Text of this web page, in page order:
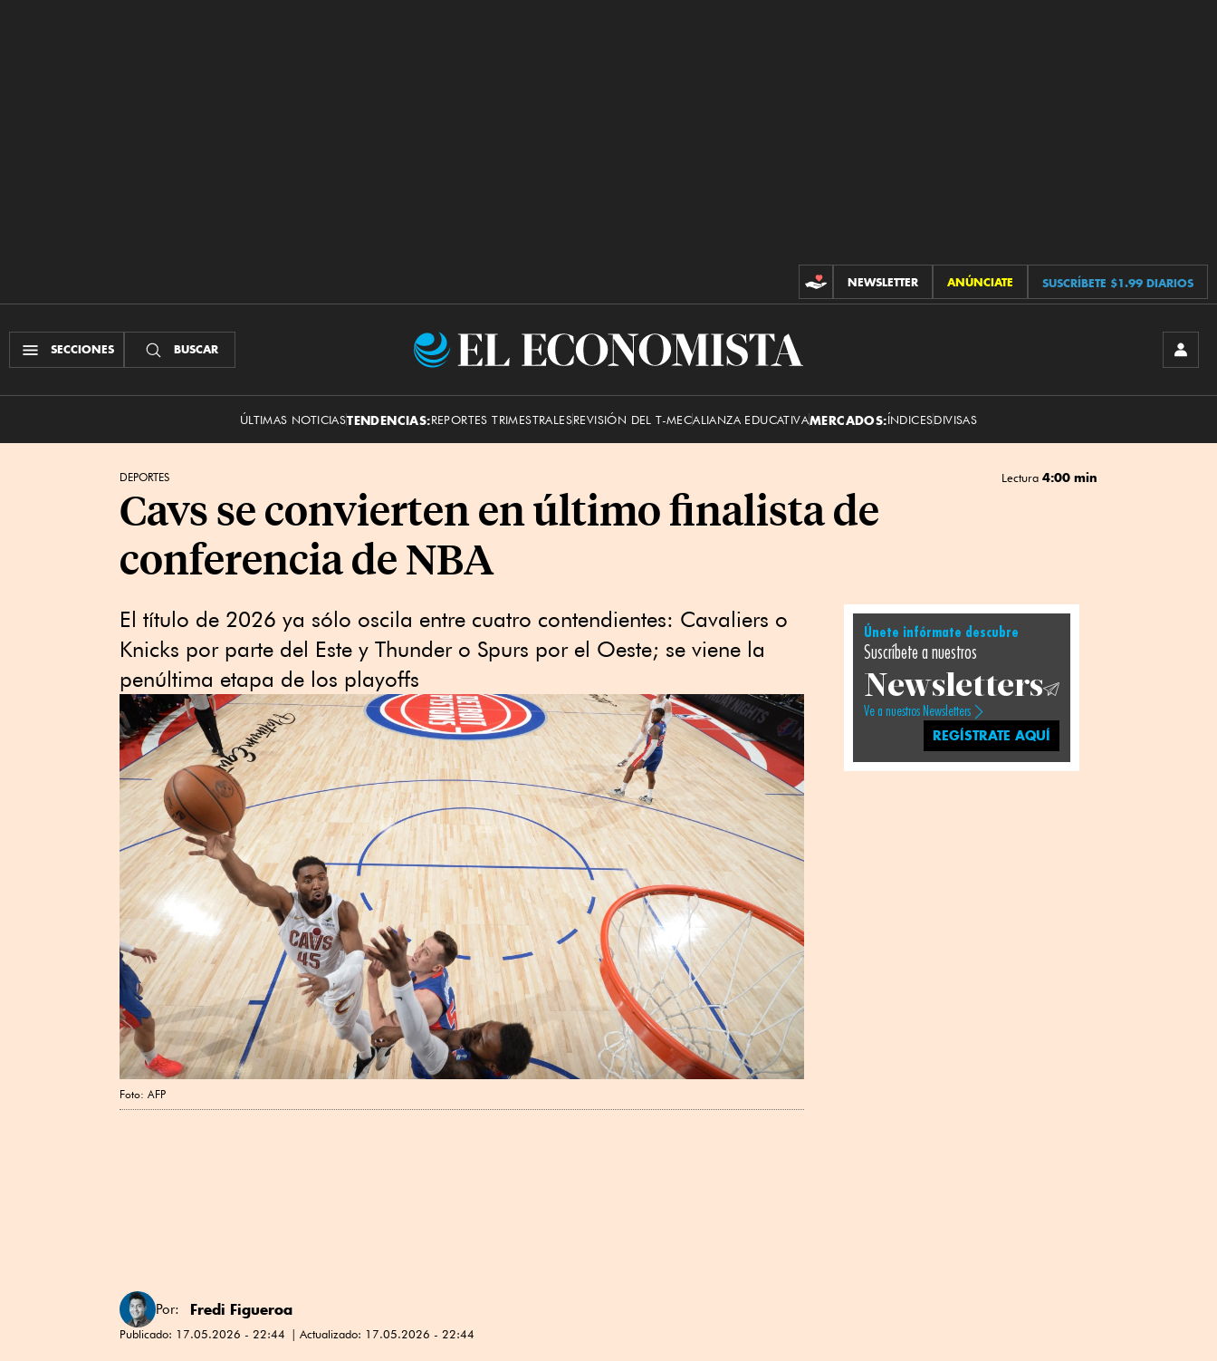
CONTRIBUCIONES
NEWSLETTER ANÚNCIATE SUSCRÍBETE $1.99 DIARIOS
SECCIONES BUSCAR
El
ÚLTIMAS NOTICIASTENDENCIAS:REPORTES TRIMESTRALESREVISIÓN DEL T-MECALIANZA EDUCATIVAMERCADOS:ÍNDICESDIVISAS
DEPORTES Lectura 4:00 min
Cavs se convierten en último finalista de
conferencia de NBA
El título de 2026 ya sólo oscila entre cuatro contendientes: Cavaliers o
Knicks por parte del Este y Thunder o Spurs por el Oeste; se viene la
penúltima etapa de los playoffs
Foto: AFP
Por: Fredi Figueroa
Publicado: 17.05.2026 - 22:44 Actualizado: 17.05.2026 - 22:44
Únete infórmate descubre
Suscríbete a nuestros
Newsletters
Ve a nuestros Newsletters
REGÍSTRATE AQUÍ